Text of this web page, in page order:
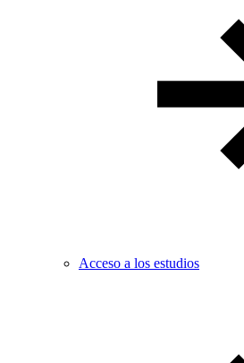
Acceso a los estudios